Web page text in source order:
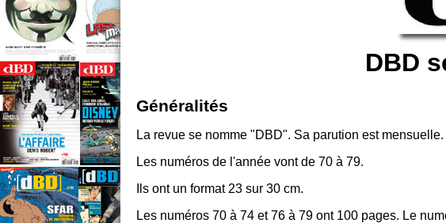
DBD
Généralités
La revue se nomme "DBD". Sa parution est mensuelle.
Les numéros de l'année vont de 70 à 79.
Ils ont un format 23 sur 30 cm.
Les numéros 70 à 74 et 76 à 79 ont 100 pages. Le